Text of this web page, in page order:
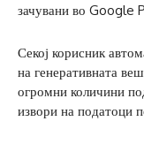
зачувани во Google
Секој корисник
на генеративната
огромни количини
извори на податоци